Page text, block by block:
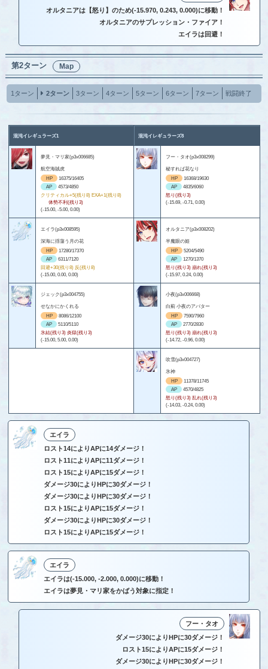
オルタニアは【怒り】のため(-15.970, 0.243, 0.000)に移動！
オルタニアのサプレッション・ファイア！
エイラは回避！
第2ターン Map
1ターン 2ターン 3ターン 4ターン 5ターン 6ターン 7ターン 戦闘終了
混沌イレギュラーズ1 混沌イレギュラーズ8
夢見・マリ家(p3x006685)
航空海賊虎
HP
16375/16405
AP
4573/4850
クリティカル+5(残り8) EXA+1(残り8)
体勢不利(残り3)
(-15.00, -5.00, 0.00)
フー・タオ(p3x008299)
秘すれば花なり
HP
16368/19630
AP
4835/6060
怒り(残り3)
(-15.69, -0.71, 0.00)
エイラ(p3x008595)
深海に揺蕩う月の花
HP
17280/17370
AP
6311/7120
回避+30(残り8) 反(残り8)
(-15.00, 0.00, 0.00)
オルタニア(p3x008202)
半魔眼の姫
HP
5204/5490
AP
1270/1370
怒り(残り3) 崩れ(残り3)
(-15.97, 0.24, 0.00)
ジェック(p3x004755)
せなかにかくれる
HP
8086/12100
AP
5110/5110
氷結(残り3) 炎獄(残り3)
(-15.00, 5.00, 0.00)
小夜(p3x006668)
白薊 小夜のアバター
HP
7590/7960
AP
2770/2830
怒り(残り3) 崩れ(残り3)
(-14.72, -0.96, 0.00)
吹雪(p3x004727)
氷神
HP
11378/11745
AP
4570/4825
怒り(残り3) 乱れ(残り3)
(-14.03, -0.24, 0.00)
エイラ
ロスト14によりAPに14ダメージ！
ロスト11によりAPに11ダメージ！
ロスト15によりAPに15ダメージ！
ダメージ30によりHPに30ダメージ！
ダメージ30によりHPに30ダメージ！
ロスト15によりAPに15ダメージ！
ダメージ30によりHPに30ダメージ！
ロスト15によりAPに15ダメージ！
エイラ
エイラは(-15.000, -2.000, 0.000)に移動！
エイラは夢見・マリ家をかばう対象に指定！
フー・タオ
ダメージ30によりHPに30ダメージ！
ロスト15によりAPに15ダメージ！
ダメージ30によりHPに30ダメージ！